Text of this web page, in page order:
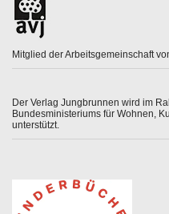
Mitglied der Arbeitsgemeinschaft
Der Verlag Jungbrunnen wird im
Bundesministeriums für Wohnen,
unterstützt.